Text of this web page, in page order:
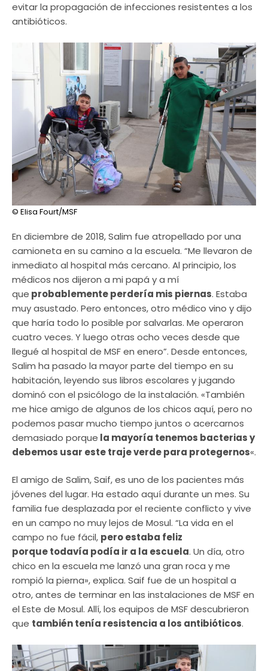
evitar la propagación de infecciones resistentes a los
antibióticos.
© Elisa Fourt/MSF
En diciembre de 2018, Salim fue atropellado por una
camioneta en su camino a la escuela. “Me llevaron de
inmediato al hospital más cercano. Al principio, los
médicos nos dijeron a mi papá y a mí
que probablemente perdería mis piernas. Estaba
muy asustado. Pero entonces, otro médico vino y dijo
que haría todo lo posible por salvarlas. Me operaron
cuatro veces. Y luego otras ocho veces desde que
llegué al hospital de MSF en enero”. Desde entonces,
Salim ha pasado la mayor parte del tiempo en su
habitación, leyendo sus libros escolares y jugando
dominó con el psicólogo de la instalación. «También
me hice amigo de algunos de los chicos aquí, pero no
podemos pasar mucho tiempo juntos o acercarnos
demasiado porque la mayoría tenemos bacterias y
debemos usar este traje verde para protegernos«.
El amigo de Salim, Saif, es uno de los pacientes más
jóvenes del lugar. Ha estado aquí durante un mes. Su
familia fue desplazada por el reciente conflicto y vive
en un campo no muy lejos de Mosul. “La vida en el
campo no fue fácil, pero estaba feliz
porquetodavía podía ir a la escuela. Un día, otro
chico en la escuela me lanzó una gran roca y me
rompió la pierna», explica. Saif fue de un hospital a
otro, antes de terminar en las instalaciones de MSF en
el Este de Mosul. Allí, los equipos de MSF descubrieron
que también tenía resistencia a los antibióticos.